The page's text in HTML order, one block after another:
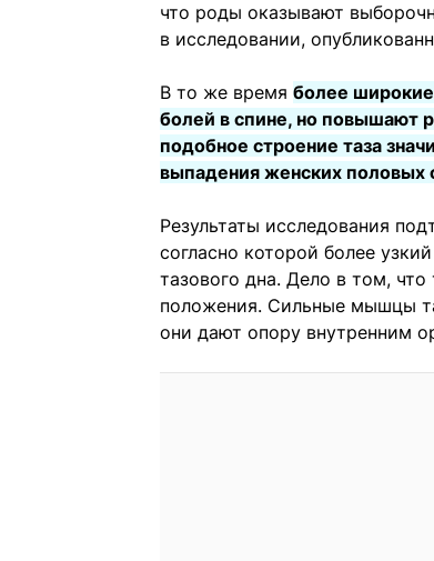
что роды оказывают
в исследовании,
В то же время более
болей в спине, но повышают
подобное строение таза
выпадения женских половых
Результаты исследования
согласно которой более
тазового дна. Дело в том,
положения. Сильные мышцы
они дают опору внутренним